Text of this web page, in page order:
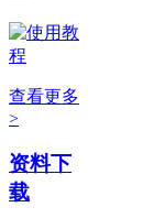
查看更多
>
资料下
载